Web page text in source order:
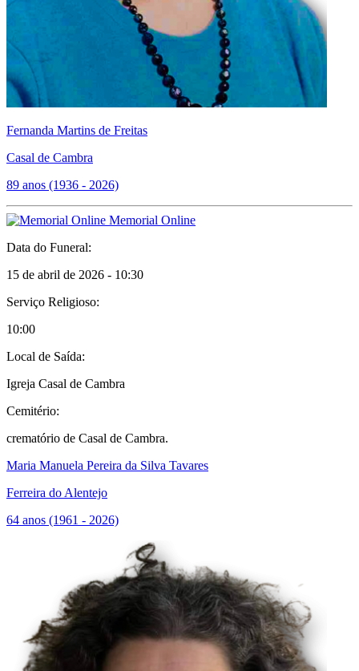
Fernanda Martins de Freitas
Casal de Cambra
89 anos (1936 - 2026)
Memorial Online
Data do Funeral:
15 de abril de 2026 - 10:30
Serviço Religioso:
10:00
Local de Saída:
Igreja Casal de Cambra
Cemitério:
crematório de Casal de Cambra.
Maria Manuela Pereira da Silva Tavares
Ferreira do Alentejo
64 anos (1961 - 2026)